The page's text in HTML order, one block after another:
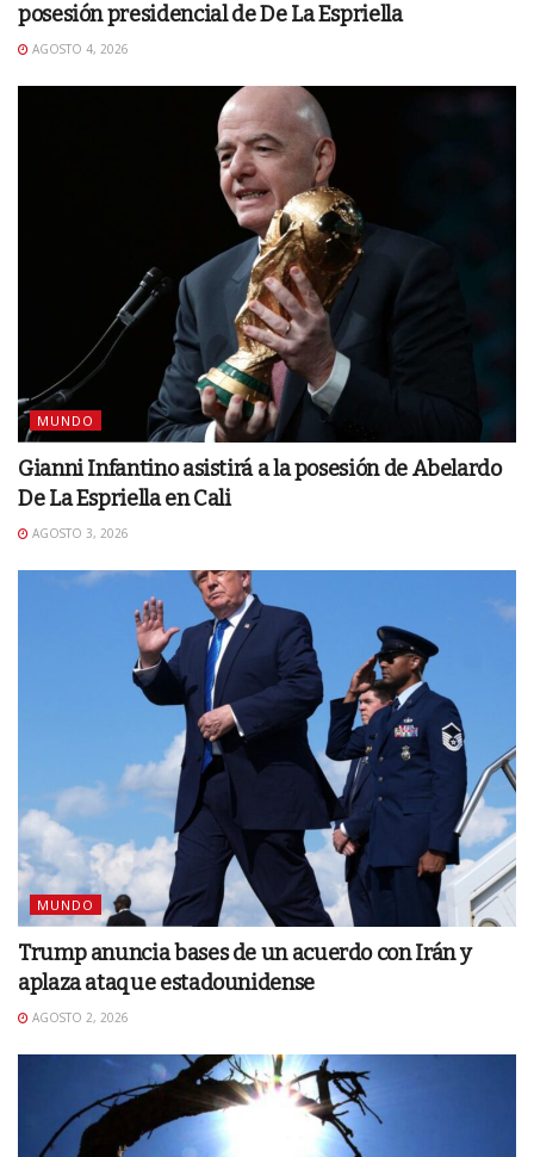
posesión presidencial de De La Espriella
AGOSTO 4, 2026
MUNDO
Gianni Infantino asistirá a la posesión de Abelardo
De La Espriella en Cali
AGOSTO 3, 2026
MUNDO
Trump anuncia bases de un acuerdo con Irán y
aplaza ataque estadounidense
AGOSTO 2, 2026